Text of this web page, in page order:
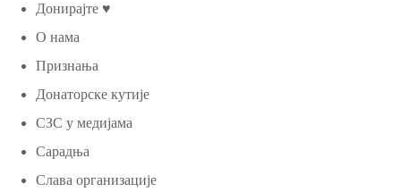
Донирајте ♥
О нама
Признања
Донаторске кутије
СЗС у медијама
Сарадња
Слава организације